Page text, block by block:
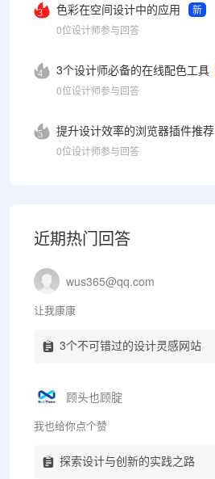
3 色彩在空间设计中的应用
新
0位设计师参与回答
4 3个设计师必备的在线配色工具
0位设计师参与回答
5 提升设计效率的浏览器插件推荐
0位设计师参与回答
近期热门回答
wus365@qq.com
让我康康
3个不可错过的设计灵感网站
顾头也顾腚
我也给你点个赞
探索设计与创新的实践之路